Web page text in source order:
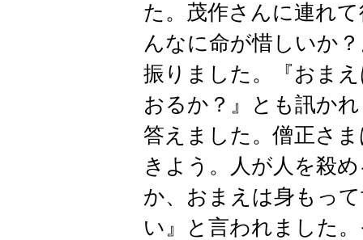
た。茂作さんに連れ
んなに命が惜しいか
振りました。『おま
おるか？』とも訊か
答えました。僧正さ
きよう。人が人を殺
か、おまえは身もっ
い』と言われました